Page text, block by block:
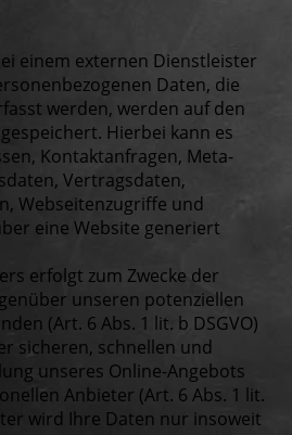
einem externen Dienstleister
Daten, die
werden, werden auf den
Hierbei kann es
Kontaktanfragen, Meta-
Vertragsdaten,
Webseitenzugriffe und
eine Website generiert
erfolgt zum Zwecke der
unseren potenziellen
(Art. 6 Abs. 1 lit. b DSGVO)
sicheren, schnellen und
unseres Online-Angebots
Anbieter (Art. 6 Abs. 1 lit.
wird Ihre Daten nur insoweit